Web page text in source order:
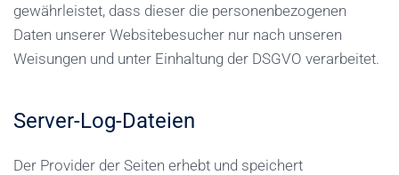
gewährleistet, dass dieser die personenbezogenen
Daten unserer Websitebesucher nur nach unseren
Weisungen und unter Einhaltung der DSGVO verarbeitet.
Server-Log-Dateien
Der Provider der Seiten erhebt und speichert